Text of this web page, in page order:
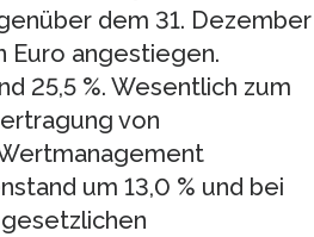
dem 31. Dezember
Euro angestiegen.
25,5 %. Wesentlich zum
von
um 13,0 % und bei